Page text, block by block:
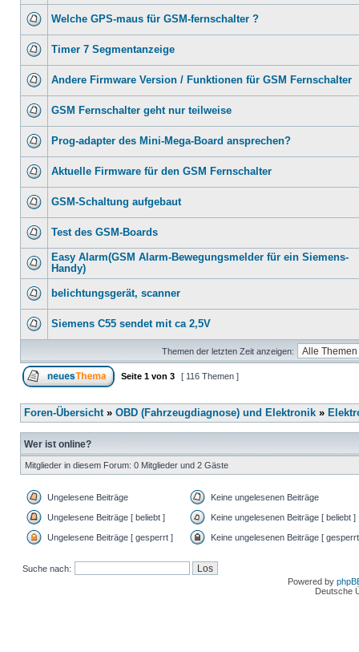
Welche GPS-maus für GSM-fernschalter ?
Timer 7 Segmentanzeige
Andere Firmware Version / Funktionen für GSM Fernschalter
GSM Fernschalter geht nur teilweise
Prog-adapter des Mini-Mega-Board ansprechen?
Aktuelle Firmware für den GSM Fernschalter
GSM-Schaltung aufgebaut
Test des GSM-Boards
Easy Alarm(GSM Alarm-Bewegungsmelder für ein Siemens-
Handy)
belichtungsgerät, scanner
Siemens C55 sendet mit ca 2,5V
Themen der letzten Zeit anzeigen:
Seite 1 von 3 [ 116 Themen ]
Foren-Übersicht» OBD (Fahrzeugdiagnose) und Elektronik »
Wer ist online?
Mitglieder in diesem Forum: 0 Mitglieder und 2 Gäste
Ungelesene Beiträge Keine ungelesenen Beiträge
Ungelesene Beiträge [ beliebt ] Keine ungelesenen Beiträge [ beliebt ]
Ungelesene Beiträge [ gesperrt ] Keine ungelesenen Beiträge [
Suche nach:
Powered by
Deutsche